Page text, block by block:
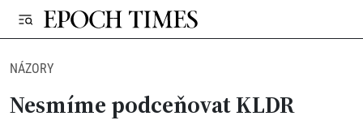
NÁZORY
Nesmíme podceňovat KLDR